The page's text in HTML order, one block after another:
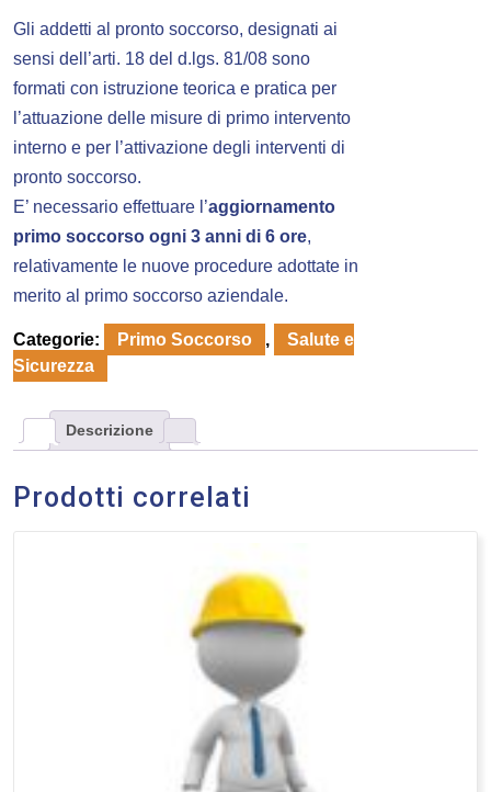
Gli addetti al pronto soccorso, designati ai
sensi dell’arti. 18 del d.lgs. 81/08 sono
formati con istruzione teorica e pratica per
l’attuazione delle misure di primo intervento
interno e per l’attivazione degli interventi di
pronto soccorso.
E’ necessario effettuare l’aggiornamento
primo soccorso ogni 3 anni di 6 ore,
relativamente le nuove procedure adottate in
merito al primo soccorso aziendale.
Categorie: Primo Soccorso ,
Salute e
Sicurezza
Descrizione
Prodotti correlati